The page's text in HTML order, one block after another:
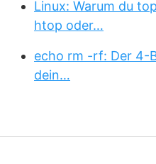
Linux: Warum du
htop oder…
echo rm -rf: Der 4-
dein…